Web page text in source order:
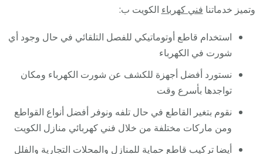
وتميز خدماتنا فني كهرباء الكويت ب:
استخدام قاطع أوتوماتيكي للفصل التلقائي في حال وجود أي
شورت في الكهرباء
نستورد أفضل أجهزة للكشف عن شورت الكهرباء ومكان
تواجدها بأسرع وقت
نقوم بتغير القاطع في حال تلفه ونوفر أفضل أنواع القواطع
ومن ماركات مختلفة من خلال فني كهربائي منازل الكويت
أيضا تركيب قاطع حماية للمنازل والمحلات التجارية والفلل